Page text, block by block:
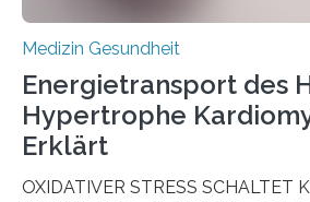
Medizin Gesundheit
Energietransport des
Hypertrophe
Erklärt
OXIDATIVER STRESS SCHALTET